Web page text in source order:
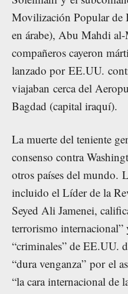
Movilización Popular
en árabe), Abu Mahdi
compañeros cayeron
lanzado por EE.UU.
viajaban cerca del
Bagdad (capital iraquí).
La muerte del teniente
consenso contra
otros países del mundo.
incluido el Líder de la
Seyed Ali Jamenei,
terrorismo
“criminales” de EE.UU.
“dura venganza” por el
“la cara internacional de